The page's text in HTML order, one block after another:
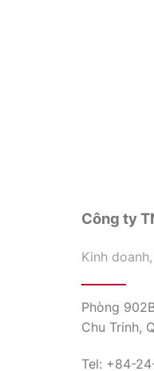
Công ty
Kinh
Phòng
Chu Trinh,
Tel: +84-